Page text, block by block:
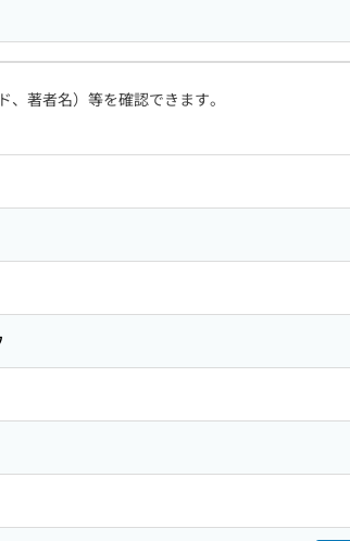
著者名）等を確認できます。